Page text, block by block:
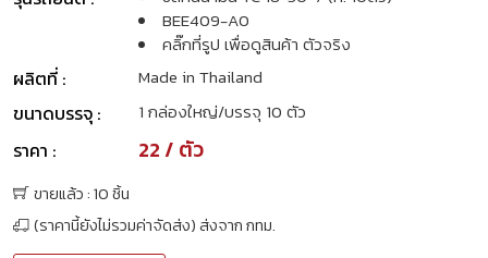
BEE409-A0
คลิ๊กที่รูป เพื่อดูสินค้า ตัวจริง
ผลิตที่ : Made in Thailand
ขนาดบรรจุ : 1 กล่องใหญ่/บรรจุ 10 ตัว
ราคา : 22 / ตัว
ขายแล้ว : 10 ชิ้น
(ราคานี้ยังไม่รวมค่าจัดส่ง) ส่งจาก กทม.